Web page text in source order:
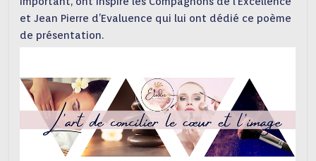
et Jean Pierre d’Evaluence qui lui ont dédié ce poème
de présentation.